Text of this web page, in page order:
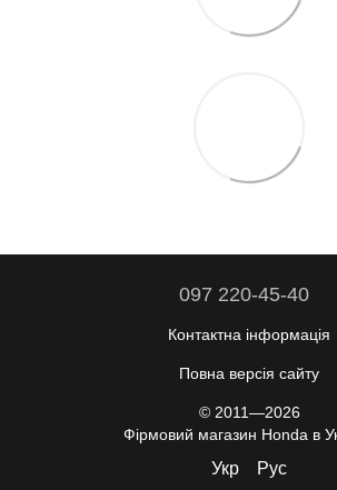
097 220-45-40
Контактна інформація
Повна версія сайту
© 2011—2026
Фірмовий магазин Honda в
Укр Рус